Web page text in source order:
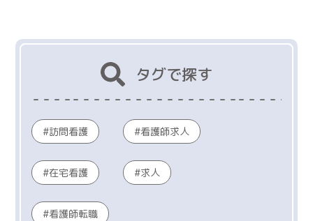
タグで探す
訪問看護 看護師求人
在宅看護 求人
看護師転職